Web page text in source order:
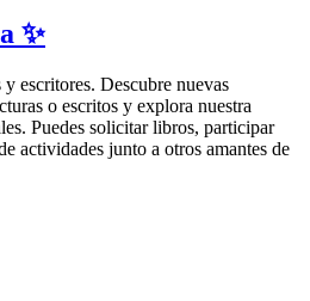
✨
escritores. Descubre nuevas
o escritos y explora nuestra
Puedes solicitar libros, participar
actividades junto a otros amantes de